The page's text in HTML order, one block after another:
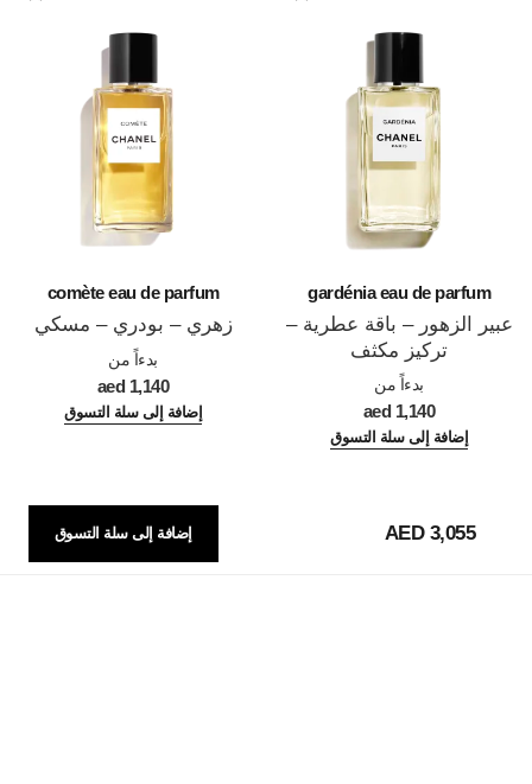
gardénia eau de parfum
عبير الزهور – باقة عطرية –
تركيز مكثف
بدءاً من
1,140 aed
إضافة إلى سلة التسوق
comète eau de parfum
زهري – بودري – مسكي
بدءاً من
1,140 aed
إضافة إلى سلة التسوق
3,055 AED إضافة إلى سلة التسوق